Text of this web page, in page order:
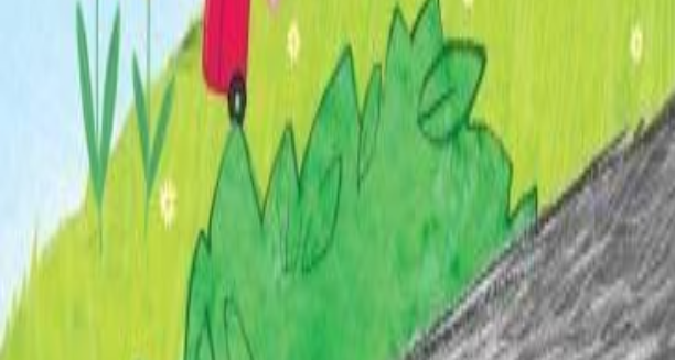
AudiobooksPodcasts
Εγγραφή
Αρχική Συγγραφείς Grimm Brothers
Grimm Brothers